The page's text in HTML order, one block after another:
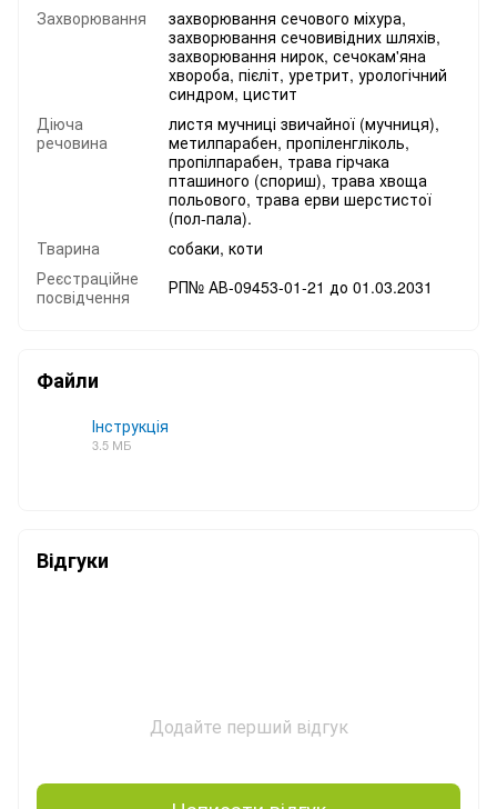
Захворювання
захворювання сечового міхура,
захворювання сечовивідних шляхів,
захворювання нирок, сечокам'яна
хвороба, пієліт, уретрит, урологічний
синдром, цистит
Діюча
речовина
листя мучниці звичайної (мучниця),
метилпарабен, пропіленгліколь,
пропілпарабен, трава гірчака
пташиного (спориш), трава хвоща
польового, трава ерви шерстистої
(пол-пала).
Тварина
cобаки, коти
Реєстраційне
посвідчення
РП№ АВ-09453-01-21 до 01.03.2031
Файли
Інструкція
3.5 МБ
Відгуки
Додайте перший відгук